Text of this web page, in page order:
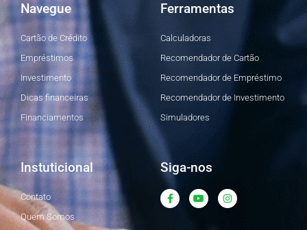
Navegue
Cartão de Crédito
Empréstimos
Investimento
Dicas financeiras
Financiamentos
Ferramentas
Calculadoras
Recomendador de Cartão
Recomendador de Empréstimo
Recomendador de Investimento
Simuladores
Instuticional
Contato
Quem Somos
Siga-nos
F
a
c
Y
o
u
I
n
s